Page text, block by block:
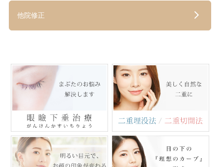
他院修正